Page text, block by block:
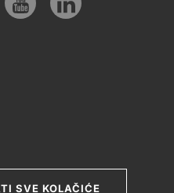
SVE KOLAČIĆE